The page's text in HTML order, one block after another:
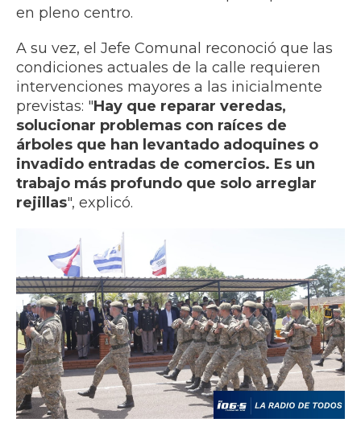
en pleno centro.
A su vez, el Jefe Comunal reconoció que las
condiciones actuales de la calle requieren
intervenciones mayores a las inicialmente
previstas: "Hay que reparar veredas,
solucionar problemas con raíces de
árboles que han levantado adoquines o
invadido entradas de comercios. Es un
trabajo más profundo que solo arreglar
rejillas", explicó.